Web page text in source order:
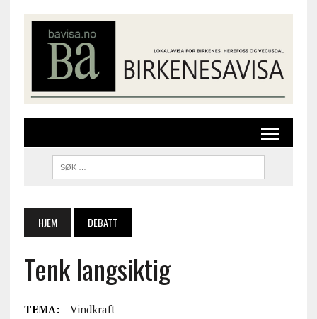
HJEM DEBATT
Tenk langsiktig
TEMA: Vindkraft